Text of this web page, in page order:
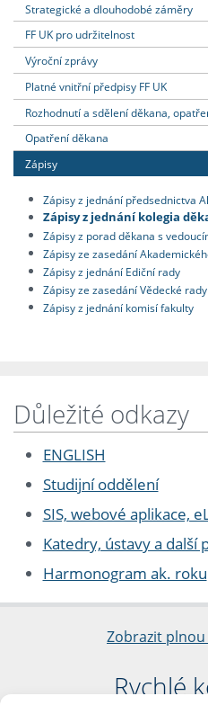
Strategické a dlouhodobé záměry
FF UK pro udržitelnost
Výroční zprávy
Platné vnitřní předpisy FF UK
Rozhodnutí a sdělení děkana,
Opatření děkana
Zápisy
Zápisy z jednání předsednictva
Zápisy z jednání kolegia
Zápisy z porad děkana s
Zápisy ze zasedání
Zápisy z jednání Ediční rady
Zápisy ze zasedání Vědecké rady
Zápisy z jednání komisí fakulty
Důležité odkazy
ENGLISH
Studijní oddělení
SIS, webové aplikace,
Katedry, ústavy a další
Harmonogram ak. roku
Zobrazit
Rychlé